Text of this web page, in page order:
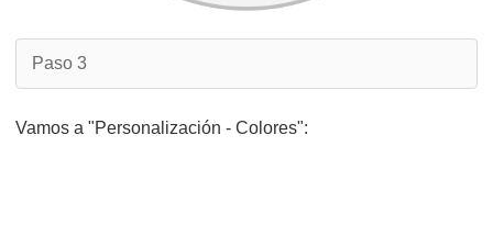
Paso 3
Vamos a "Personalización - Colores":